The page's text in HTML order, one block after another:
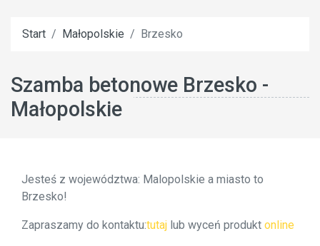
Start Małopolskie Brzesko
Szamba betonowe Brzesko -
Małopolskie
Jesteś z województwa: Malopolskie a miasto to
Brzesko!
Zapraszamy do kontaktu:tutaj lub wyceń produkt online